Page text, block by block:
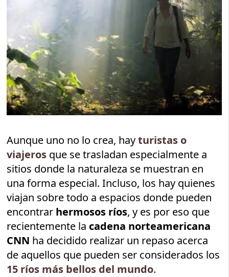
Aunque uno no lo crea, hayturistas o
viajeros que se trasladan especialmente a
sitios donde la naturaleza se muestran en
una forma especial. Incluso, los hay quienes
viajan sobre todo a espacios donde pueden
encontrar hermosos ríos, y es por eso que
recientemente la cadena norteamericana
CNN ha decidido realizar un repaso acerca
de aquellos que pueden ser considerados los
15 ríos más bellos del mundo.